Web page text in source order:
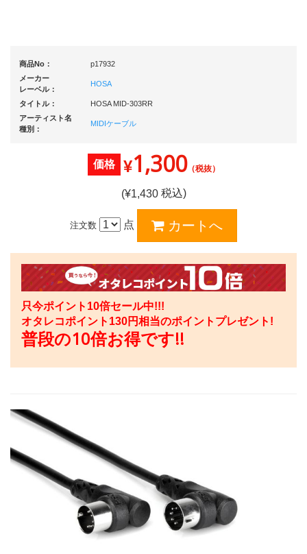
商品No：
p17932
メーカー
レーベル：
HOSA
タイトル：
HOSA MID-303RR
アーティスト名
種別：
MIDIケーブル
価格 ¥1,300（税抜）
(¥1,430税込)
注文数 点
只今ポイント10倍セール中!!!
オタレコポイント 130円相当のポイントプレゼント!
普段の10倍お得です!!